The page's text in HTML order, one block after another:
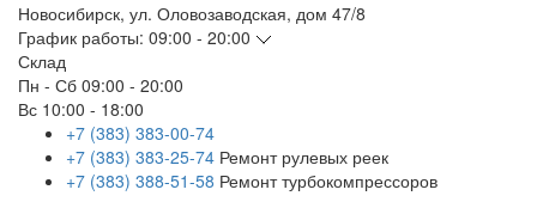
Новосибирск, ул. Оловозаводская, дом 47/8
График работы: 09:00 - 20:00
Склад
Пн - Сб 09:00 - 20:00
Вс 10:00 - 18:00
+7 (383) 383-00-74
+7 (383) 383-25-74 Ремонт рулевых реек
+7 (383) 388-51-58 Ремонт турбокомпрессоров